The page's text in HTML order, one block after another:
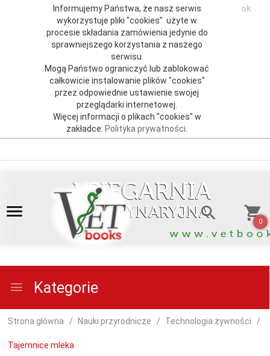
Informujemy Państwa, że nasz serwis
wykorzystuje pliki "cookies" użyte w
procesie składania zamówienia jedynie do
sprawniejszego korzystania z naszego
serwisu.
Mogą Państwo ograniczyć lub zablokować
całkowicie instalowanie plików "cookies"
przez odpowiednie ustawienie swojej
przeglądarki internetowej.
Więcej informacji o plikach "cookies" w
zakładce: Polityka prywatności.
ok
0
Kategorie
Strona główna Nauki przyrodnicze Technologia żywności
Tajemnice mleka